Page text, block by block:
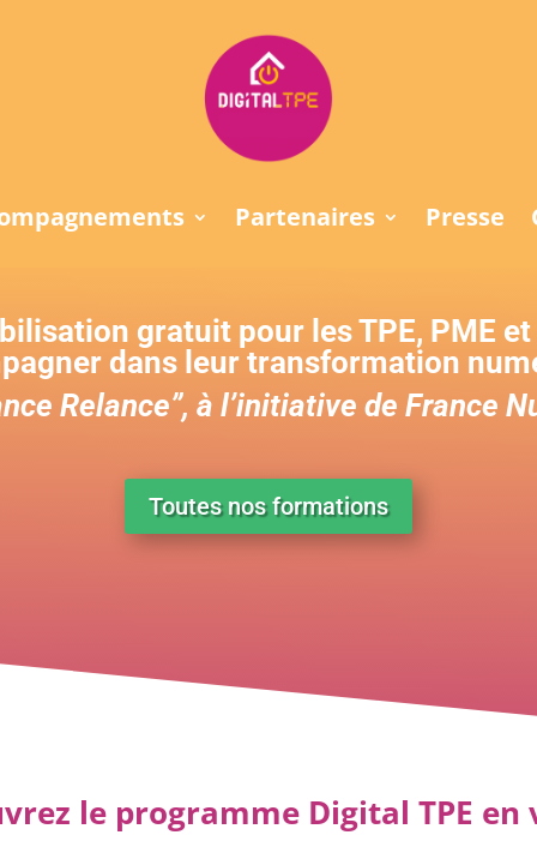
Partenaires Presse
gratuit pour les TPE, PME
dans leur transformation
Relance”, à l’initiative de France
Toutes nos formations
le programme Digital TPE en